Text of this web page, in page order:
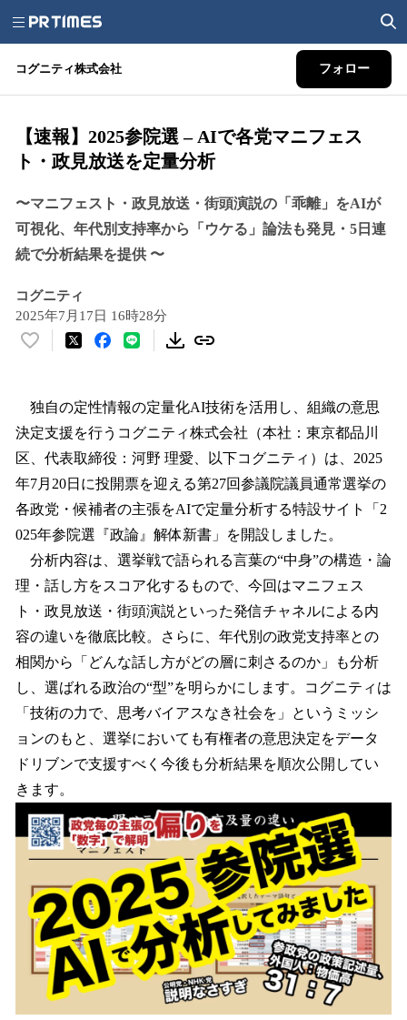
コグニティ株式会社 フォロー
【速報】2025参院選 – AIで各党マニフェス
ト・政見放送を定量分析
〜マニフェスト・政見放送・街頭演説の「乖離」をAIが
可視化、年代別支持率から「ウケる」論法も発見・5日連
続で分析結果を提供 〜
コグニティ
2025年7月17日 16時28分
い
！
数
を
読
み
込
み
中
で
独自の定性情報の定量化AI技術を活用し、組織の意思
決定支援を行うコグニティ株式会社（本社：東京都品川
区、代表取締役：河野 理愛、以下コグニティ）は、2025
年7月20日に投開票を迎える第27回参議院議員通常選挙の
各政党・候補者の主張をAIで定量分析する特設サイト「2
025年参院選『政論』解体新書」を開設しました。
分析内容は、選挙戦で語られる言葉の“中身”の構造・論
理・話し方をスコア化するもので、今回はマニフェス
ト・政見放送・街頭演説といった発信チャネルによる内
容の違いを徹底比較。さらに、年代別の政党支持率との
相関から「どんな話し方がどの層に刺さるのか」も分析
し、選ばれる政治の“型”を明らかにします。コグニティは
「技術の力で、思考バイアスなき社会を」というミッシ
ョンのもと、選挙においても有権者の意思決定をデータ
ドリブンで支援すべく今後も分析結果を順次公開してい
きます。